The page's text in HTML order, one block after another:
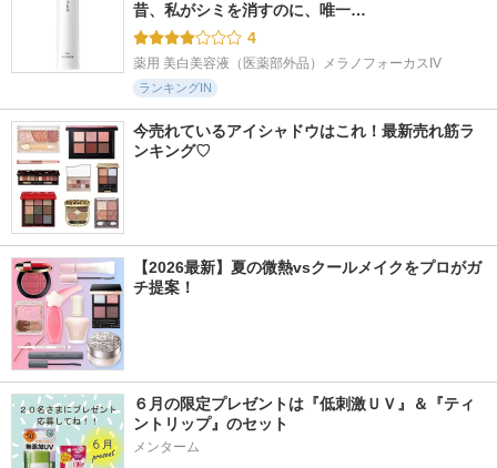
昔、私がシミを消すのに、唯一…
4
薬用 美白美容液（医薬部外品）メラノフォーカスIV
ランキングIN
今売れているアイシャドウはこれ！最新売れ筋ラ
ンキング♡
【2026最新】夏の微熱vsクールメイクをプロがガ
チ提案！
６月の限定プレゼントは『低刺激ＵＶ』＆『ティ
ントリップ』のセット
メンターム